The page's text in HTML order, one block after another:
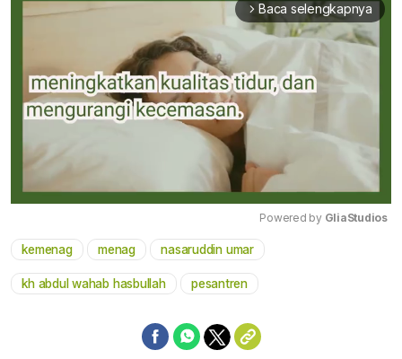
arrow_forward_ios Baca selengkapnya
Powered by GliaStudios
kemenag menag nasaruddin umar
kh abdul wahab hasbullah pesantren